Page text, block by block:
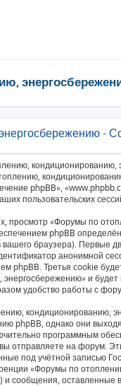
-
кондиционированию,
phpBB»,
пользовательских
просмотр «Форумы по
phpBB
браузера). Первые
анонимной
phpBB. Третья cookie
и будет
удобство работы с
кондиционированию,
phpBB, однако они
программным
отправляете на форум.
под учётной записью
«Форумы по
сообщения, оставленные